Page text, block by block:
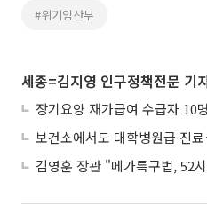
#위기임산부
세종=김지영 인구정책전문 기
김영훈 장관 "메가특구법, 52